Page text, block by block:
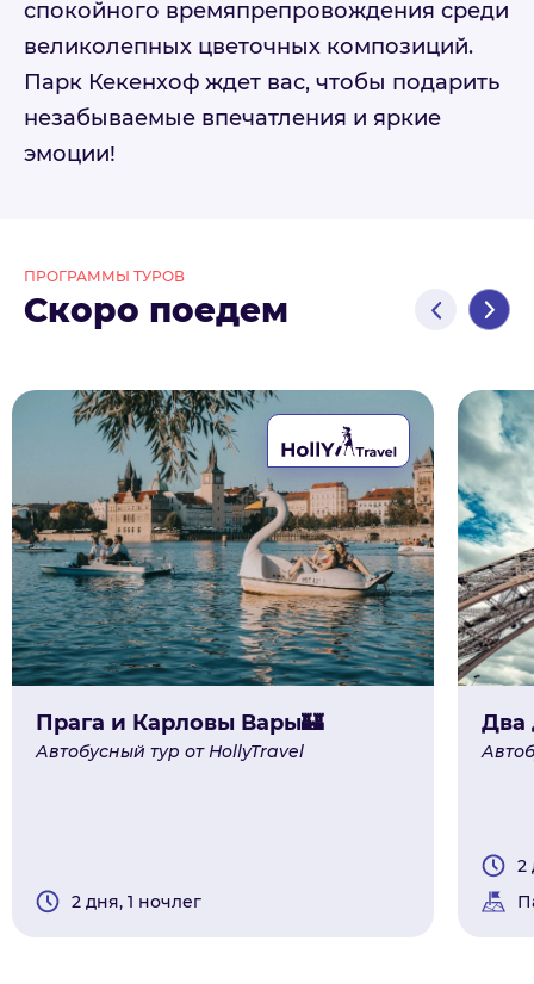
спокойного времяпрепровождения среди
великолепных цветочных композиций.
Парк Кекенхоф ждет вас, чтобы подарить
незабываемые впечатления и яркие
эмоции!
ПРОГРАММЫ ТУРОВ
Скоро поедем
Прага и Карловы Вары🏰
Автобусный тур от HollyTravel
2 дня, 1 ночлег
Два
2